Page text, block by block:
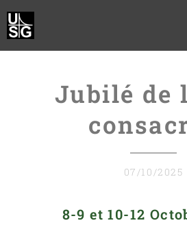
Jubilé de
07/10/2025
8-9 et 10-12